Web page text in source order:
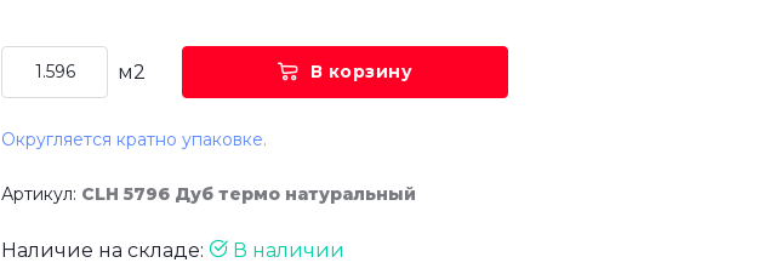
м2 В корзину
Округляется кратно упаковке.
Артикул: CLH 5796 Дуб термо натуральный
Наличие на складе: В наличии